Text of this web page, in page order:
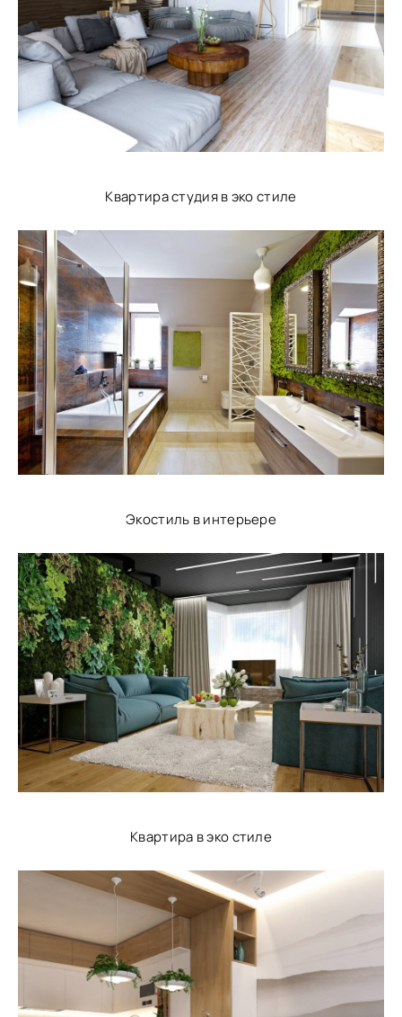
Квартира студия в эко стиле
Экостиль в интерьере
Квартира в эко стиле